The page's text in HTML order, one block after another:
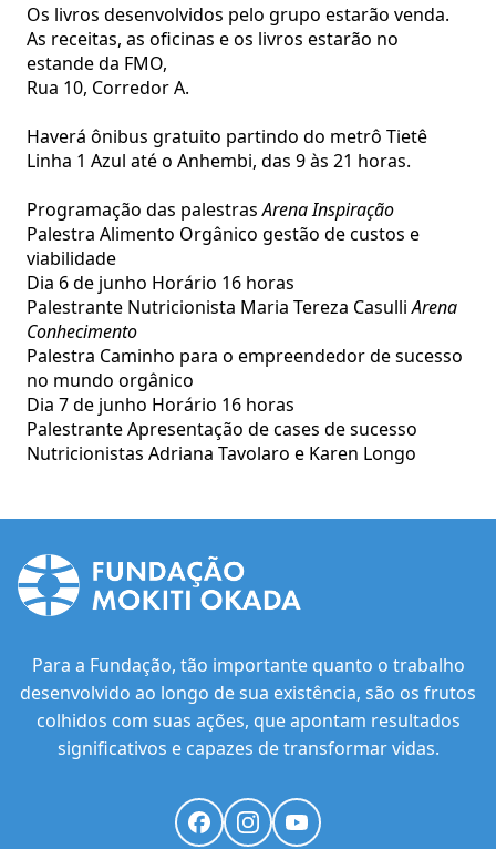
Os livros desenvolvidos pelo grupo estarão venda.
As receitas, as oficinas e os livros estarão no
estande da FMO,
Rua 10, Corredor A.
Haverá ônibus gratuito partindo do metrô Tietê
Linha 1 Azul até o Anhembi, das 9 às 21 horas.
Programação das palestrasArena Inspiração
Palestra Alimento Orgânico gestão de custos e
viabilidade
Dia 6 de junho Horário 16 horas
Palestrante Nutricionista Maria Tereza CasulliArena
Conhecimento
Palestra Caminho para o empreendedor de sucesso
no mundo orgânico
Dia 7 de junho Horário 16 horas
Palestrante Apresentação de cases de sucesso
Nutricionistas Adriana Tavolaro e Karen Longo
Para a Fundação, tão importante quanto o trabalho
desenvolvido ao longo de sua existência, são os frutos
colhidos com suas ações, que apontam resultados
significativos e capazes de transformar vidas.